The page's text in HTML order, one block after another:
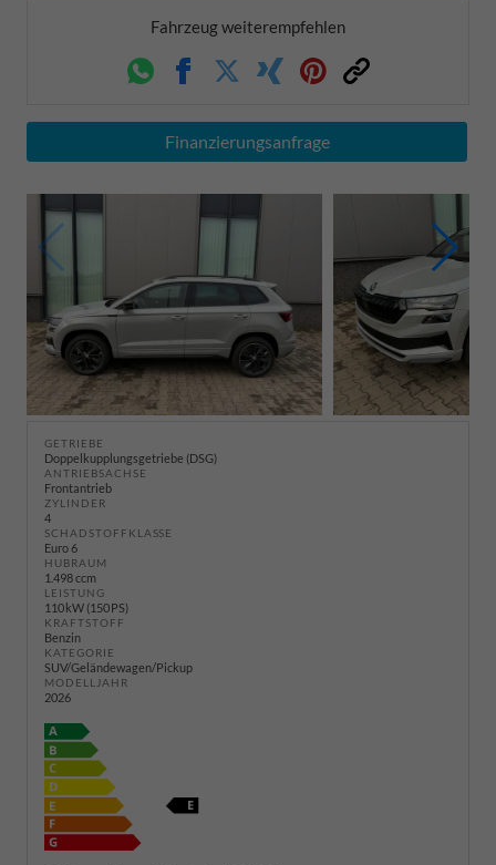
Fahrzeug weiterempfehlen
WhatsappFacebookTwitterXing PinterestLink
Finanzierungsanfrage
GETRIEBE
Doppelkupplungsgetriebe (DSG)
ANTRIEBSACHSE
Frontantrieb
ZYLINDER
4
SCHADSTOFFKLASSE
Euro 6
HUBRAUM
1.498 ccm
LEISTUNG
110 kW (150 PS)
KRAFTSTOFF
Benzin
KATEGORIE
SUV/Geländewagen/Pickup
MODELLJAHR
2026